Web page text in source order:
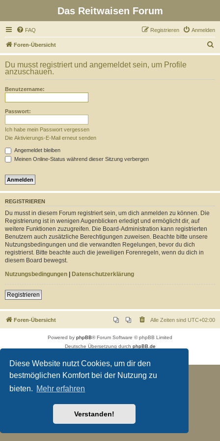
Diese Website nutzt Cookies, um dir den
bestmöglichen Komfort bei der Nutzung zu
bieten. Mehr erfahren
Verstanden!
Das Reitwaisen Forum
FAQ Anmelden
Registrieren
Foren-Übersicht
u
h
Du musst registriert und angemeldet sein, um Profile
anzuschauen.
Benutzername:
Passwort:
Ich habe mein Passwort vergessen
Die Aktivierungs-E-Mail erneut senden
Angemeldet bleiben
Meinen Online-Status während dieser Sitzung verbergen
REGISTRIEREN
Du musst in diesem Forum registriert sein, um dich anmelden zu können. Die
Registrierung ist in wenigen Augenblicken erledigt und ermöglicht dir, auf
weitere Funktionen zuzugreifen. Die Board-Administration kann registrierten
Benutzern auch zusätzliche Berechtigungen zuweisen. Beachte bitte unsere
Nutzungsbedingungen und die verwandten Regelungen, bevor du dich
registrierst. Bitte beachte auch die jeweiligen Forenregeln, wenn du dich in
diesem Board bewegst.
Nutzungsbedingungen | Datenschutzerklärung
Registrieren
Foren-Übersicht Alle Zeiten sind UTC+02:00
Powered by phpBB® Forum Software © phpBB Limited
Deutsche Übersetzung durch phpBB.de